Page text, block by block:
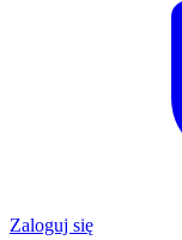
Zaloguj się